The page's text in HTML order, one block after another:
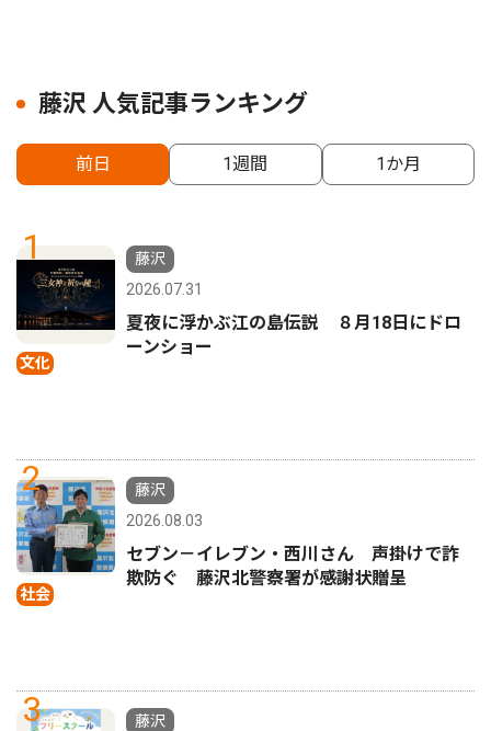
藤沢 人気記事ランキング
前日 1週間 1か月
1
文化
藤沢
2026.07.31
夏夜に浮かぶ江の島伝説 ８月18日にドロ
ーンショー
2
社会
藤沢
2026.08.03
セブン－イレブン・西川さん 声掛けで詐
欺防ぐ 藤沢北警察署が感謝状贈呈
3
藤沢